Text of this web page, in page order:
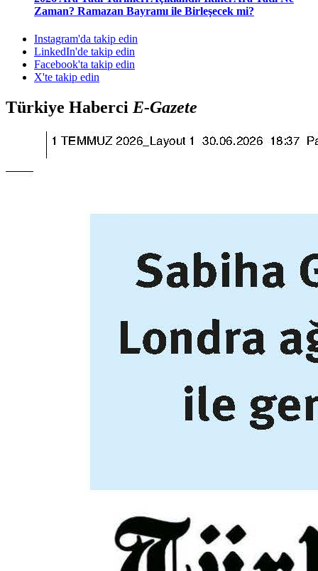
Zaman? Ramazan Bayramı ile Birleşecek mi?
Instagram'da takip edin
LinkedIn'de takip edin
Facebook'ta takip edin
X'te takip edin
Türkiye Haberci E-Gazete